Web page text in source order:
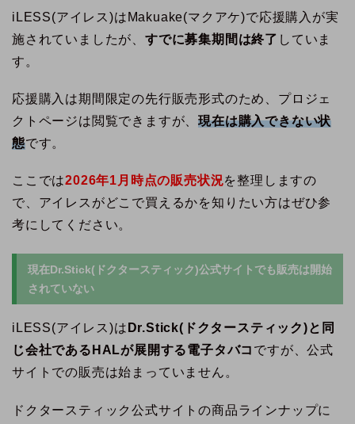
iLESS(アイレス)はMakuake(マクアケ)で応援購入が実
施されていましたが、 すでに募集期間は終了 していま
す。
応援購入は期間限定の先行販売形式のため、プロジェ
クトページは閲覧できますが、現在は購入できない状
態です。
ここでは2026年1月時点の販売状況を整理しますの
で、アイレスがどこで買えるかを知りたい方はぜひ参
考にしてください。
現在Dr.Stick(ドクタースティック)公式サイトでも販売は開始
されていない
iLESS(アイレス)は Dr.Stick(ドクタースティック)と同
じ会社であるHALが展開する電子タバコ ですが、公式
サイトでの販売は始まっていません。
ドクタースティック公式サイトの商品ラインナップに